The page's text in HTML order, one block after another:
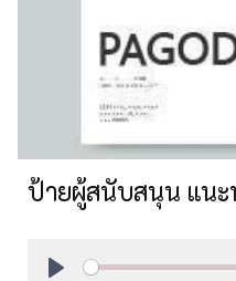
ป้ายผู้สนับสนุน แนะ